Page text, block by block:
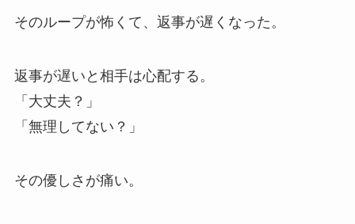
そのループが怖くて、返事が遅くなった。
返事が遅いと相手は心配する。
「大丈夫？」
「無理してない？」
その優しさが痛い。